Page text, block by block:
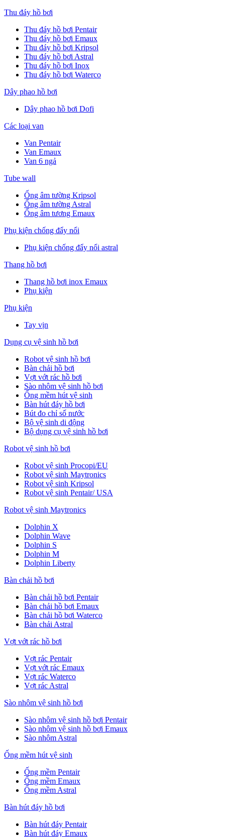
Thu đáy hồ bơi
Thu đáy hồ bơi Pentair
Thu đáy hồ bơi Emaux
Thu đáy hồ bơi Kripsol
Thu đáy hồ bơi Astral
Thu đáy hồ bơi Inox
Thu đáy hồ bơi Waterco
Dây phao hồ bơi
Dây phao hồ bơi Dofi
Các loại van
Van Pentair
Van Emaux
Van 6 ngả
Tube wall
Ống âm tường Kripsol
Ống âm tường Astral
Ống âm tương Emaux
Phụ kiện chống đẩy nổi
Phụ kiện chống đẩy nổi astral
Thang hồ bơi
Thang hồ bơi inox Emaux
Phụ kiện
Phụ kiện
Tay vịn
Dụng cụ vệ sinh hồ bơi
Robot vệ sinh hồ bơi
Bàn chải hồ bơi
Vợt vớt rác hồ bơi
Sào nhôm vệ sinh hồ bơi
Ống mềm hút vệ sinh
Bàn hút đáy hồ bơi
Bút đo chỉ số nước
Bộ vệ sinh di động
Bộ dụng cụ vệ sinh hồ bơi
Robot vệ sinh hồ bơi
Robot vệ sinh Procopi/EU
Robot vệ sinh Maytronics
Robot vệ sinh Kripsol
Robot vệ sinh Pentair/ USA
Robot vệ sinh Maytronics
Dolphin X
Dolphin Wave
Dolphin S
Dolphin M
Dolphin Liberty
Bàn chải hồ bơi
Bàn chải hồ bơi Pentair
Bàn chải hồ bơi Emaux
Bàn chải hồ bơi Waterco
Bàn chải Astral
Vợt vớt rác hồ bơi
Vợt rác Pentair
Vợt vớt rác Emaux
Vợt rác Waterco
Vợt rác Astral
Sào nhôm vệ sinh hồ bơi
Sào nhôm vệ sinh hồ bơi Pentair
Sào nhôm vệ sinh hồ bơi Emaux
Sào nhôm Astral
Ống mềm hút vệ sinh
Ống mềm Pentair
Ống mềm Emaux
Ống mềm Astral
Bàn hút đáy hồ bơi
Bàn hút đáy Pentair
Bàn hút đáy Emaux